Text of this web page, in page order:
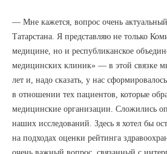
— Мне кажется, вопрос очень
Татарстана. Я представляю не только
медицине, но и республиканское
медицинских клиник» — в этой связке
лет и, надо сказать, у нас
в отношении тех пациентов, которые
медицинские организации. Сложились
наших исследований. Здесь я хотел бы
на подходах оценки рейтинга